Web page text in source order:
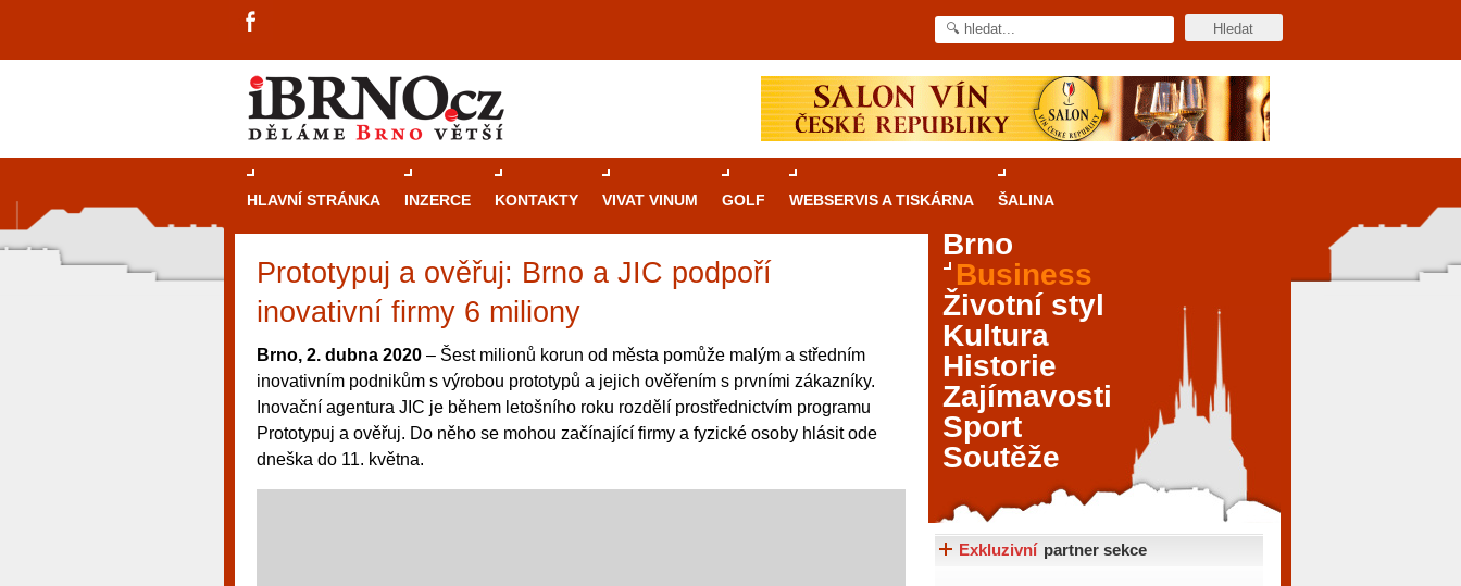
HLAVNÍ STRÁNKA INZERCE KONTAKTY VIVAT VINUM GOLF WEBSERVIS A TISKÁRNA ŠALINA
Prototypuj a ověřuj: Brno a JIC podpoří
inovativní firmy 6 miliony
Brno, 2. dubna 2020 – Šest milionů korun od města pomůže malým a středním
inovativním podnikům s výrobou prototypů a jejich ověřením s prvními zákazníky.
Inovační agentura JIC je během letošního roku rozdělí prostřednictvím programu
Prototypuj a ověřuj. Do něho se mohou začínající firmy a fyzické osoby hlásit ode
dneška do 11. května.
Průvodcekasinovými hrami v Brně: Od
rulety po video automaty
Brno je městem známým pro zajímavé památky, skvělé
restaurace, divadla a univerzity. Mimo jiné je ale také
místem, kde si můžete legálně a bezpečně vyzkoušet
různé kasinové hry. V neustále kvetoucí moravské
metropoli naleznete širokou nabídku her od klasické
Brno
Business
Životní styl
Kultura
Historie
Zajímavosti
Sport
Soutěže
Exkluzivní partner sekce